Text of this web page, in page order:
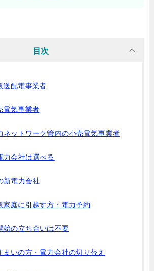
目次
送配電事業者
電気事業者
ネットワーク管内の小売電気事業者
力会社は選べる
新電力会社
家庭に引越す方・電力予約
始の立ち合いは不要
まいの方・電力会社の切り替え